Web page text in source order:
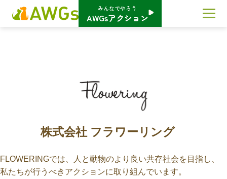
みんなでやろう
AWGsアクション
株式会社 フラワーリング
FLOWERINGでは、人と動物のより良い共存社会を目指し、
私たちが行うべきアクションに取り組んでいます。